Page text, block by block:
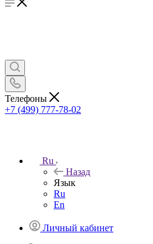
Телефоны
+7 (499) 777-78-02
Ru
Назад
Язык
Ru
En
Личный кабинет